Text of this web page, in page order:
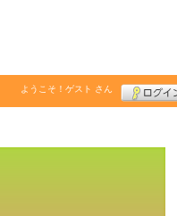
ようこそ！ ゲスト さん